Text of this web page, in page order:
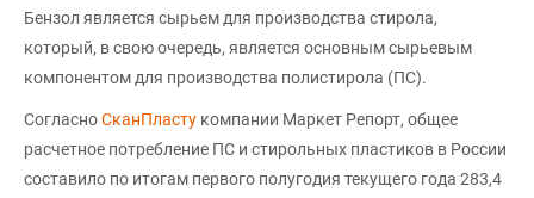
Бензол является сырьем для производства стирола,
который, в свою очередь, является основным сырьевым
компонентом для производства полистирола (ПС).
СогласноСканПласту компании Маркет Репорт, общее
расчетное потребление ПС и стирольных пластиков в России
составило по итогам первого полугодия текущего года 283,4